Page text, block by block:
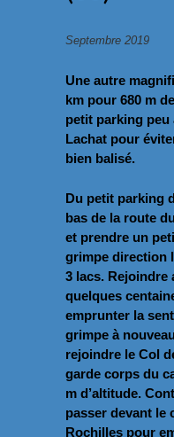
Septembre 2019
Une autre
km pour 680 m
petit parking peu
Lachat pour
bien balisé.
Du petit parking
bas de la route
et prendre un
grimpe direction
3 lacs. Rejoindre
quelques
emprunter la
grimpe à
rejoindre le Col
garde corps du
m d’altitude.
passer devant le
Rochilles pour